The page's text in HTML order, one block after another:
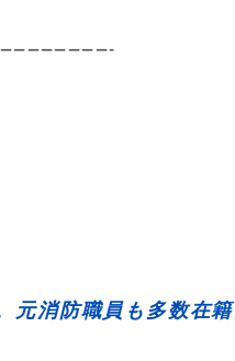
元消防職員も多数在籍